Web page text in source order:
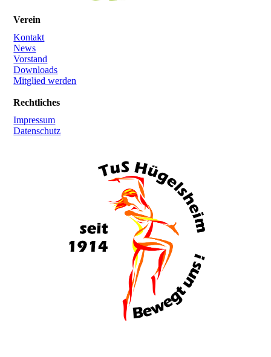
Verein
Kontakt
News
Vorstand
Downloads
Mitglied werden
Rechtliches
Impressum
Datenschutz